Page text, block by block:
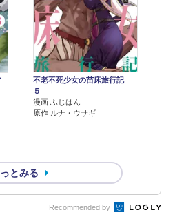
不老不死少女の苗床旅行記
５
漫画 ふじはん
原作 ルナ・ウサギ
とみる
Recommended by